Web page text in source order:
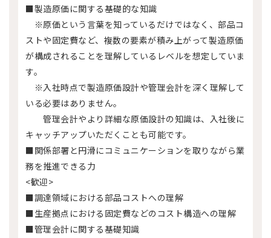
■製造原価に関する基礎的な知識
※原価という言葉を知っているだけではなく、部品コ
ストや固定費など、複数の要素が積み上がって製造原価
が構成されることを理解しているレベルを想定していま
す。
※入社時点で製造原価設計や管理会計を深く理解して
いる必要はありません。
管理会計やより詳細な原価設計の知識は、入社後に
キャッチアップいただくことも可能です。
■関係部署と円滑にコミュニケーションを取りながら業
務を推進できる力
<歓迎>
■調達領域における部品コストへの理解
■生産拠点における固定費などのコスト構造への理解
■管理会計に関する基礎知識